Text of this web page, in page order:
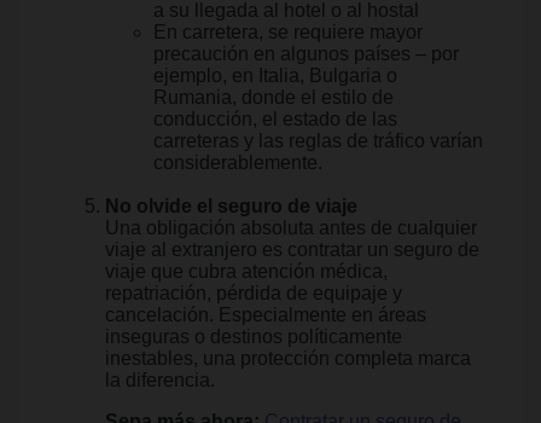
a su llegada al hotel o al hostal
En carretera, se requiere mayor
precaución en algunos países – por
ejemplo, en Italia, Bulgaria o
Rumania, donde el estilo de
conducción, el estado de las
carreteras y las reglas de tráfico varían
considerablemente.
No olvide el seguro de viaje
Una obligación absoluta antes de cualquier
viaje al extranjero es contratar un seguro de
viaje que cubra atención médica,
repatriación, pérdida de equipaje y
cancelación. Especialmente en áreas
inseguras o destinos políticamente
inestables, una protección completa marca
la diferencia.